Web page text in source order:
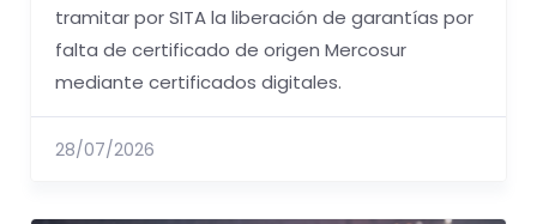
tramitar por SITA la liberación de garantías por
falta de certificado de origen Mercosur
mediante certificados digitales.
28/07/2026